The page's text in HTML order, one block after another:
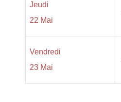
Jeudi
22 Mai
Vendredi
23 Mai